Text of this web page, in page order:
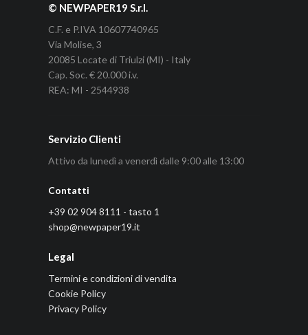
© NEWPAPER19 S.r.l.
C.F. e P.IVA 10607740965
Via Molise, 3
20085 Locate di Triulzi (MI) - Italy
Cap. Soc. € 20.000 i.v.
REA: MI - 2544938
Servizio Clienti
Attivo da lunedì a venerdì dalle 9:00 alle 13:00
Contatti
+39 02 904 8111 - tasto 1
shop@newpaper19.it
Legal
Termini e condizioni di vendita
Cookie Policy
Privacy Policy